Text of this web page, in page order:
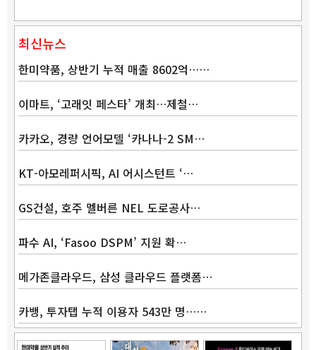
최신뉴스
한미약품, 상반기 누적 매출 8602억……
이마트, ‘고래잇 페스타’ 개최…제철…
카카오, 경량 언어모델 ‘카나나-2 SM…
KT-아모레퍼시픽, AI 어시스턴트 ‘…
GS건설, 호주 멜버른 NEL 도로공사…
파수 AI, ‘Fasoo DSPM’ 지원 확…
메가존클라우드, 삼성 클라우드 플랫폼…
카뱅, 투자탭 누적 이용자 543만 명……